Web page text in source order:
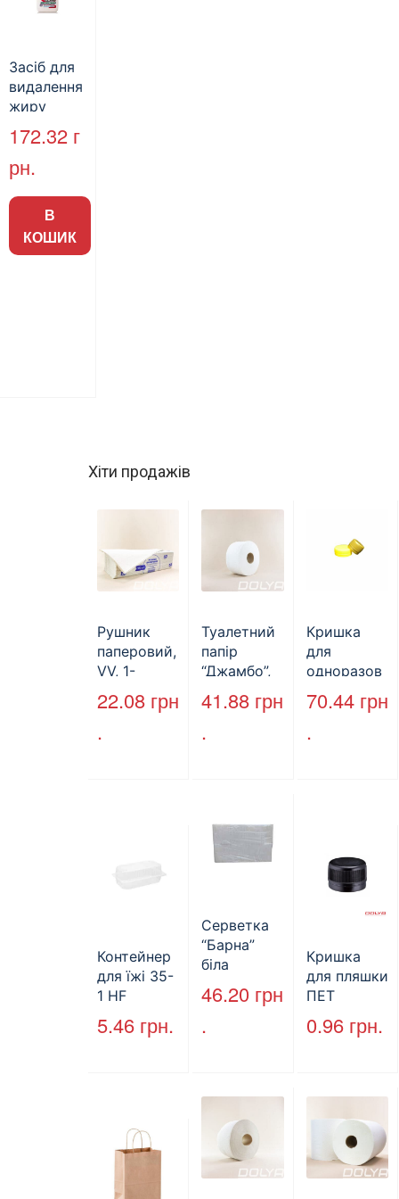
Засіб для
видалення
жиру
“Мастер
Клинер”, з
розпилюв
ачем, 750
мл, 12 шт./
(арт.34005
172.32 г
рн.
В
КОШИК
Хіти продажів
Рушник
паперовий,
VV, 1-
шаровий,
макулатура
22.08 грн
.
Туалетний
папір
“Джамбо”,
B2B
Service,
41.88 грн
.
Кришка
для
одноразов
ої пляшки,
ПЕТ,
70.44 грн
.
Контейнер
для їжі 35-
1 HF
227*127*85
мм
5.46 грн.
Серветка
“Барна”
біла
PAPERO
500 шт (6/
46.20 грн
.
Кришка
для пляшки
ПЕТ
стандарт
(КВ-28мм),
0.96 грн.